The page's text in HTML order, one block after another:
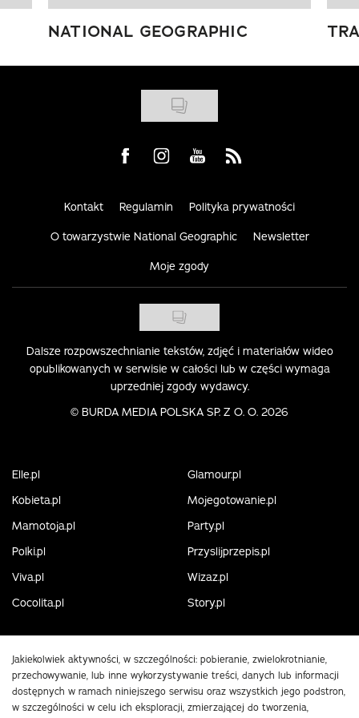
NATIONAL GEOGRAPHIC
Visit us on Facebook
Visit us on Instagram
Visit us on Youtube
Visit us on Rss
Kontakt Regulamin Polityka prywatności
O towarzystwie National Geographic Newsletter
Moje zgody
Dalsze rozpowszechnianie tekstów, zdjęć i materiałów wideo
opublikowanych w serwisie w całości lub w części wymaga
uprzedniej zgody wydawcy.
© BURDA MEDIA POLSKA SP. Z O. O. 2026
Elle.pl
Glamour.pl
Kobieta.pl
Mojegotowanie.pl
Mamotoja.pl
Party.pl
Polki.pl
Przyslijprzepis.pl
Viva.pl
Wizaz.pl
Cocolita.pl
Story.pl
Jakiekolwiek aktywności, w szczególności: pobieranie, zwielokrotnianie,
przechowywanie, lub inne wykorzystywanie treści, danych lub informacji
dostępnych w ramach niniejszego serwisu oraz wszystkich jego podstron,
w szczególności w celu ich eksploracji, zmierzającej do tworzenia,